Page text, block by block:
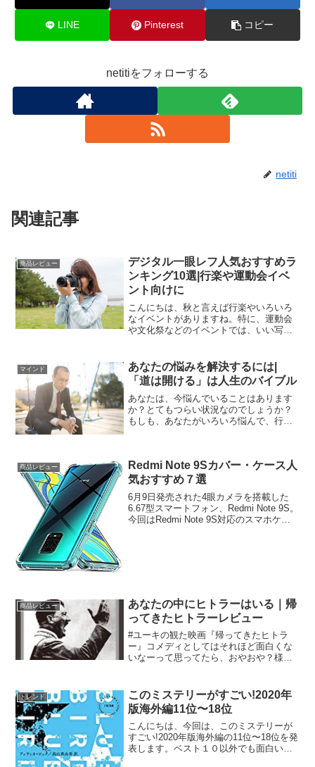
LINE Pinterest コピー
netitiをフォローする
netiti
関連記事
商品レビュー
デジタル一眼レフ人気おすすめラ
ンキング10選|行楽や運動会イベ
ント向けに
こんにちは、秋と言えば行楽やいろいろ
なイベントがありますね。特に、運動会
や文化祭などのイベントでは、いい写真
キング10選をまとめてみました。では、
さっそくいってみましょ...
マインド
あなたの悩みを解決するには|
「道は開ける」は人生のバイブル
あなたは、今悩んでいることはあります
か？とてもつらい状況なのでしょうか？
もしも、あなたがいろいろ悩んで、行動
るには|「道は開ける」は...
商品レビュー
Redmi Note 9Sカバー・ケース人
気おすすめ７選
6月9日発売された4眼カメラを搭載した
6.67型スマートフォン、Redmi Note 9S。
今回はRedmi Note 9S対応のスマホケー
商品レビュー
あなたの中にヒトラーはいる｜帰
ってきたヒトラーレビュー
#ユーキの観た映画『帰ってきたヒトラ
ー』コメディとしてはそれほど面白くな
いなーって思ってたら、おやおや？様子
リアルや問題とヒトラーを掛け合わせて
ある意味どんなホラーより...
トレンド
このミステリーがすごい!2020年
版海外編11位〜18位
こんにちは、今回は、このミステリーが
すごい!2020年版海外編の11位〜18位を発
表します。ベスト１０以外でも面白い作